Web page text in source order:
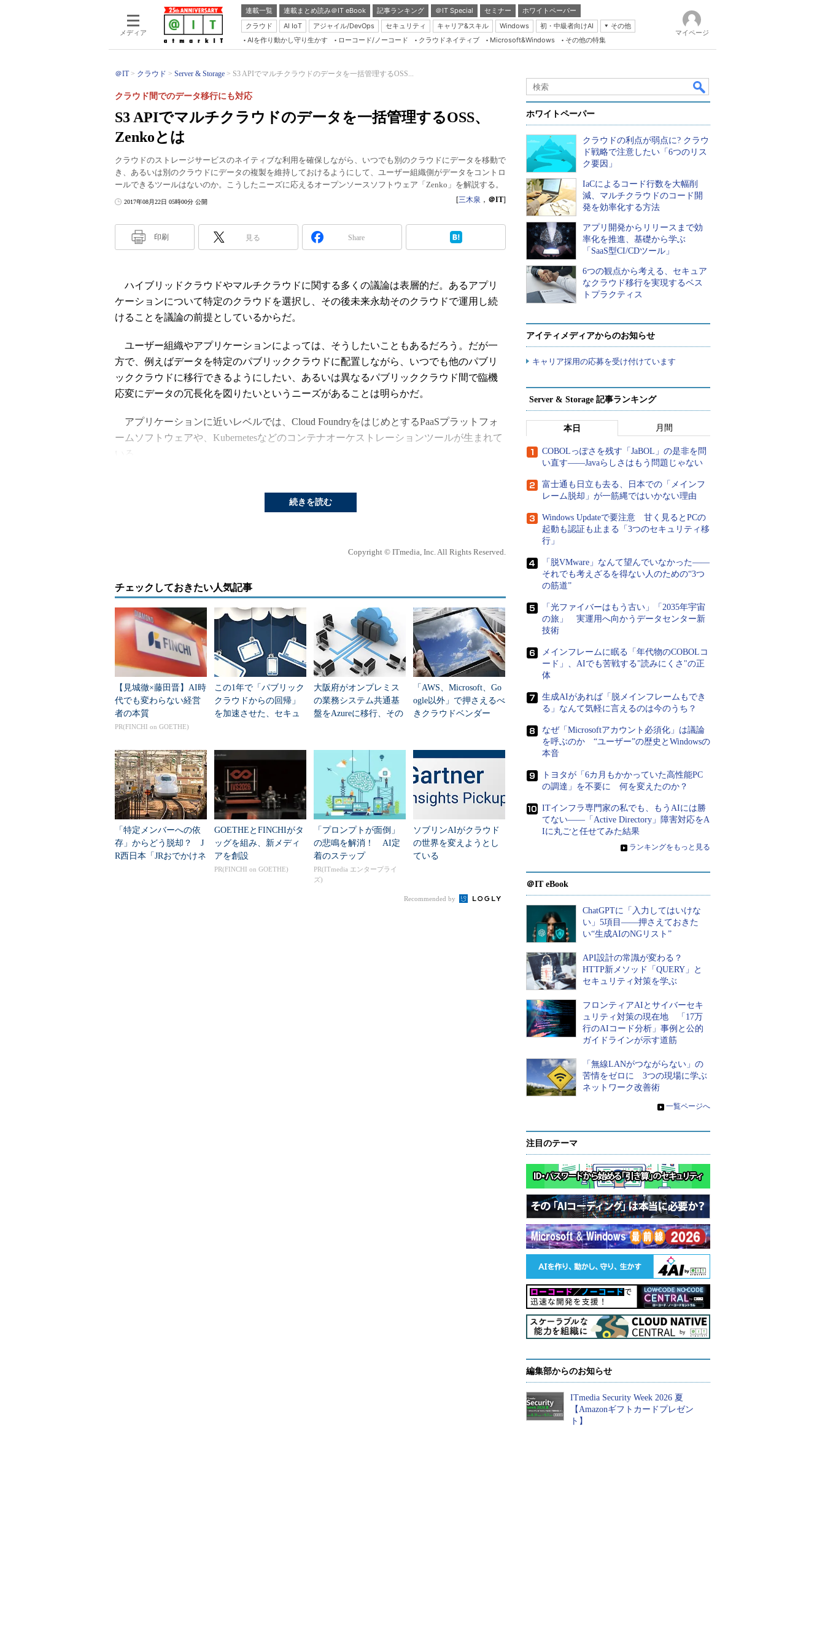
メディア
連載一覧 連載まとめ読み＠IT eBook 記事ランキング ＠IT Special セミナー
ホワイトペーパー
クラウド
AI IoT アジャイル/DevOps セキュリティ キャリア&スキル Windows 初・中級者向けAI
その他
Server & Storage
Database Expert
Linux ＆ OSS
Master of IP Network
Security & Trust
Test & Tools
AIを作り動かし守り生かす ローコード/ノーコード クラウドネイティブ Microsoft&Windows その他の特集
マイページ
＠IT クラウド Server & Storage S3 APIでマルチクラウドのデータを一括管理するOSS...
S3 APIでマルチクラウドのデータを一括管理するOSS、
Zenkoとは
クラウド間でのデータ移行にも対応
クラウドのストレージサービスのネイティブな利用を確保しながら、いつでも別のクラウドにデータを移動で
き、あるいは別のクラウドにデータの複製を維持しておけるようにして、ユーザー組織側がデータをコントロ
ールできるツールはないのか。こうしたニーズに応えるオープンソースソフトウェア「Zenko」を解説する。
2017年08月22日 05時00分 公開 [三木泉 ， ＠IT]
印刷 見る Share
ハイブリッドクラウドやマルチクラウドに関する多くの議論は表層的だ。あるアプリ
ケーションについて特定のクラウドを選択し、その後未来永劫そのクラウドで運用し続
けることを議論の前提としているからだ。
ユーザー組織やアプリケーションによっては、そうしたいこともあるだろう。だが一
方で、例えばデータを特定のパブリッククラウドに配置しながら、いつでも他のパブリ
ッククラウドに移行できるようにしたい、あるいは異なるパブリッククラウド間で臨機
応変にデータの冗長化を図りたいというニーズがあることは明らかだ。
アプリケーションに近いレベルでは、Cloud FoundryをはじめとするPaaSプラットフォ
ームソフトウェアや、Kubernetesなどのコンテナオーケストレーションツールが生まれて
いる。
における1つの方法は、オンプレミスで利用されるストレージソフトウェアをクラウドで
動かすことだ。これにより、エンタープライズストレージの備える機能をクラウドで使
別のクラウドにデータを移動でき、あるいは別のクラウドにデータの複製を維持してお
けるようにして、ユーザー組織側がデータをコントロールできるツールはないのか。こ
うしたニーズに応えるオープンソースソフトウェアが、2017年7月に生まれた。
オープンソースソフトウェアのZenko、登場の理由
これは「Zenko」というツールで、オブジェクト／ファイルストレージベンダーの
Scalityが開発した。Scalityは商用製品ベンダーだが、Zenkoは同社の製品「Scality RING」
の利用を前提としない。Amazon S3のみ、Microsoft Azure Blob Storageのみ、そしてこの2
つを併用するために利用できる。Scality RINGなどのAmazon S3 API互換のストレージ製
品を使えば、オンプレミス環境も対象に含めることができる。
Zenkoとは何か。データオブジェクトのメタデータ管理と、これに基づくデータサービ
ス機能を提供するツールだ。複数のクラウドやリージョンにまたがるデータオブジェク
トのメタデータを一括管理でき、Scalityはこれを「マルチクラウドデータコントローラ
ー」と呼んでいる。
メタデータを管理し、各データオブジェクトの保存場所も管理できる。これに基づい
て、2017年9月に予定される新バージョンではメタデータサーチ機能、および複数クラウ
ド間やリージョン間でのデータ複製、データ移行などのワークフロー機能を追加すると
続きを読む
Copyright © ITmedia, Inc. All Rights Reserved.
チェックしておきたい人気記事
【見城徹×藤田晋】AI時
代でも変わらない経営
者の本質
PR(FINCHI on GOETHE)
この1年で「パブリック
クラウドからの回帰」
を加速させた、セキュ
大阪府がオンプレミス
の業務システム共通基
盤をAzureに移行、その
「AWS、Microsoft、Go
ogle以外」で押さえるべ
きクラウドベンダー
「特定メンバーへの依
存」からどう脱却？ J
R西日本「JRおでかけネ
GOETHEとFINCHIがタ
ッグを組み、新メディ
アを創設
PR(FINCHI on GOETHE)
「プロンプトが面倒」
の悲鳴を解消！ AI定
着のステップ
PR(ITmedia エンタープライ
ズ)
ソブリンAIがクラウド
の世界を変えようとし
ている
Recommended by
ホワイトペーパー
クラウドの利点が弱点に? クラウ
ド戦略で注意したい「6つのリス
ク要因」
IaCによるコード行数を大幅削
減、マルチクラウドのコード開
発を効率化する方法
アプリ開発からリリースまで効
率化を推進、基礎から学ぶ
「SaaS型CI/CDツール」
6つの観点から考える、セキュア
なクラウド移行を実現するベス
トプラクティス
アイティメディアからのお知らせ
キャリア採用の応募を受け付けています
Server & Storage 記事ランキング
本日 月間
COBOLっぽさを残す「JaBOL」の是非を問
い直す――Javaらしさはもう問題じゃない
富士通も日立も去る、日本での「メインフ
レーム脱却」が一筋縄ではいかない理由
Windows Updateで要注意 甘く見るとPCの
起動も認証も止まる「3つのセキュリティ移
行」
「脱VMware」なんて望んでいなかった――
それでも考えざるを得ない人のための“3つ
の筋道”
「光ファイバーはもう古い」「2035年宇宙
の旅」 実運用へ向かうデータセンター新
技術
メインフレームに眠る「年代物のCOBOLコ
ード」、AIでも苦戦する"読みにくさ"の正
体
生成AIがあれば「脱メインフレームもでき
る」なんて気軽に言えるのは今のうち？
なぜ「Microsoftアカウント必須化」は議論
を呼ぶのか “ユーザー”の歴史とWindowsの
本音
トヨタが「6カ月もかかっていた高性能PC
の調達」を不要に 何を変えたのか？
ITインフラ専門家の私でも、もうAIには勝
てない――「Active Directory」障害対応をA
Iに丸ごと任せてみた結果
» ランキングをもっと見る
＠IT eBook
ChatGPTに「入力してはいけな
い」5項目――押さえておきた
い“生成AIのNGリスト”
API設計の常識が変わる？
HTTP新メソッド「QUERY」と
セキュリティ対策を学ぶ
フロンティアAIとサイバーセキ
ュリティ対策の現在地 「17万
行のAIコード分析」事例と公的
ガイドラインが示す道筋
「無線LANがつながらない」の
苦情をゼロに 3つの現場に学ぶ
ネットワーク改善術
» 一覧ページへ
注目のテーマ
編集部からのお知らせ
ITmedia Security Week 2026 夏
【Amazonギフトカードプレゼン
ト】